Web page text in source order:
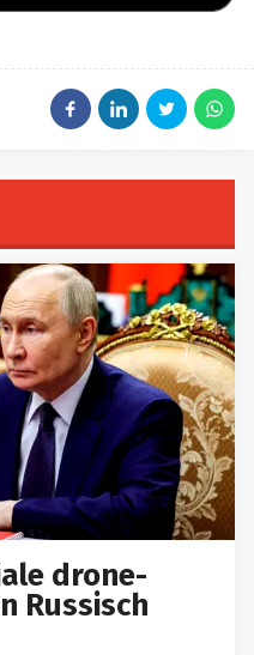
drone-
Russisch